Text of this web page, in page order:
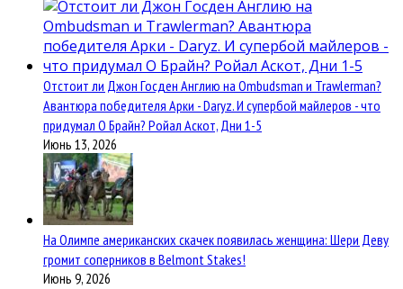
Отстоит ли Джон Госден Англию на Ombudsman и Trawlerman?
Авантюра победителя Арки - Daryz. И супербой майлеров - что
придумал О Брайн? Ройал Аскот, Дни 1-5
Июнь 13, 2026
На Олимпе американских скачек появилась женщина: Шери Деву
громит соперников в Belmont Stakes!
Июнь 9, 2026